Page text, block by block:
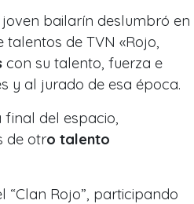
bailarín deslumbró en
de TVN «Rojo,
con su talento, fuerza e
y al jurado de esa época.
del espacio,
de otro talento
“Clan Rojo” , participando